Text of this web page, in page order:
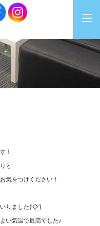
！
と
気をつけください！
りました(‘◇’)ゞ
い気温で最高でした♪